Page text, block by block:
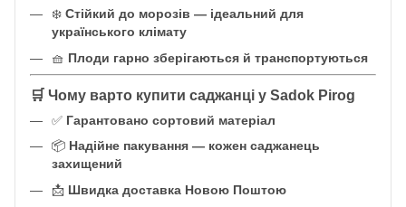
❄️ Стійкий до морозів — ідеальний для
українського клімату
🧺 Плоди гарно зберігаються й транспортуються
🛒 Чому варто купити саджанці у Sadok Pirog
✅ Гарантовано сортовий матеріал
📦 Надійне пакування — кожен саджанець
захищений
📩 Швидка доставка Новою Поштою